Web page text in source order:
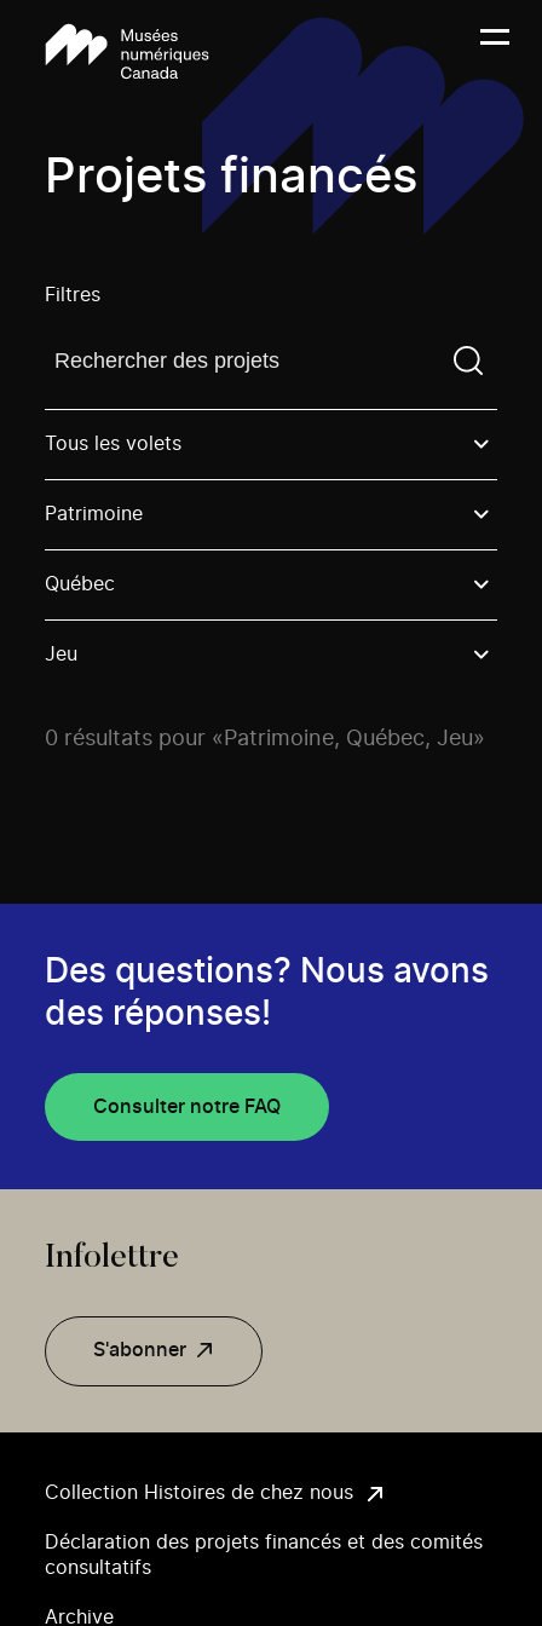
Projets financés
Filtres
Trouvez un projetVous devez saisir un terme de
Tous les volets
Patrimoine
Québec
Jeu
0 résultats pour «Patrimoine, Québec, Jeu»
Collection Histoires de chez nous
Déclaration des projets financés et des comités
consultatifs
Archive
Des questions? Nous avons
des réponses!
Consulter notre FAQ
Infolettre
S'abonner